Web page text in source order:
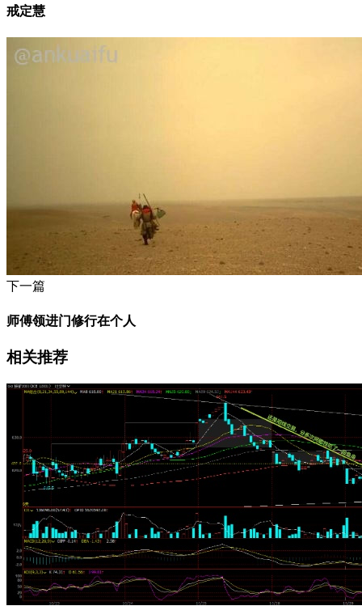
戒定慧
下一篇
师傅领进门修行在个人
相关推荐